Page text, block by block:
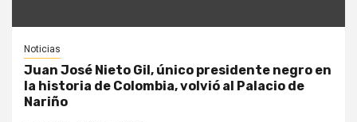
Noticias
Juan José Nieto Gil, único presidente negro en
la historia de Colombia, volvió al Palacio de
Nariño